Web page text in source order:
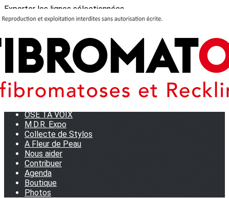
Exporter les lignes sélectionnées
Exporter toutes les colonnes
Journées Partage 2026 - La Rochelle
Les manifestations
OSE TA VOIX
M.D.R. Expo
Collecte de Stylos
A Fleur de Peau
Nous aider
Contribuer
Agenda
Boutique
Photos